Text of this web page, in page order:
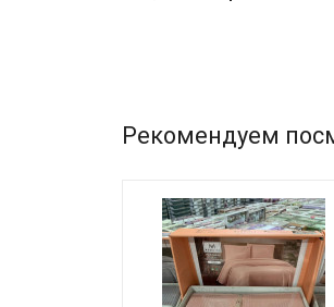
Рекомендуем